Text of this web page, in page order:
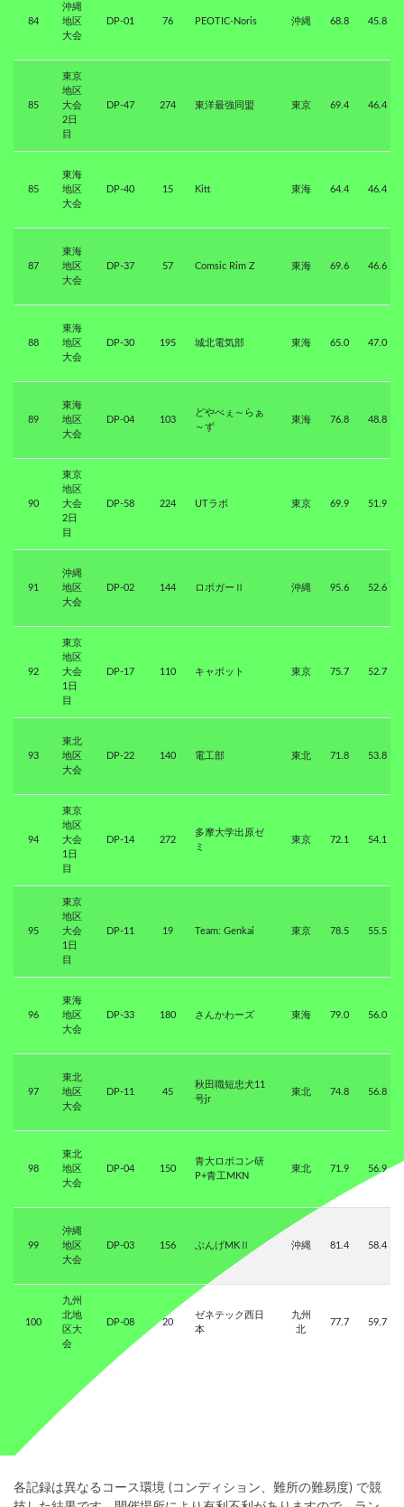
84
沖縄
地区
大会
DP-01 76 PEOTIC-Noris 沖縄 68.8 45.8
85
東京
地区
大会
2日
目
DP-47 274 東洋最強同盟 東京 69.4 46.4
85
東海
地区
大会
DP-40 15 Kitt 東海 64.4 46.4
87
東海
地区
大会
DP-37 57 Comsic Rim Z 東海 69.6 46.6
88
東海
地区
大会
DP-30 195 城北電気部 東海 65.0 47.0
89
東海
地区
大会
DP-04 103
どやべぇ～らぁ
～ず
東海 76.8 48.8
90
東京
地区
大会
2日
目
DP-58 224 UTラボ 東京 69.9 51.9
91
沖縄
地区
大会
DP-02 144 ロボガーⅡ 沖縄 95.6 52.6
92
東京
地区
大会
1日
目
DP-17 110 キャボット 東京 75.7 52.7
93
東北
地区
大会
DP-22 140 電工部 東北 71.8 53.8
94
東京
地区
大会
1日
目
DP-14 272
多摩大学出原ゼ
ミ
東京 72.1 54.1
95
東京
地区
大会
1日
目
DP-11 19 Team: Genkai 東京 78.5 55.5
96
東海
地区
大会
DP-33 180 さんかわーズ 東海 79.0 56.0
97
東北
地区
大会
DP-11 45
秋田職短忠犬11
号jr
東北 74.8 56.8
98
東北
地区
大会
DP-04 150
青大ロボコン研
P+青工MKN
東北 71.9 56.9
99
沖縄
地区
大会
DP-03 156 ぶんげMKⅡ 沖縄 81.4 58.4
100
九州
北地
区大
会
DP-08 20
ゼネテック西日
本
九州
北
77.7 59.7
各記録は異なるコース環境 (コンディション、難所の難易度) で競